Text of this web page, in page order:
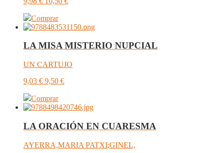
Comprar
LA MISA MISTERIO NUPCIAL
UN CARTUJO
9,03 € 9,50 €
Comprar
LA ORACIÓN EN CUARESMA
AYERRA,MARIA PATXI;GINEL,